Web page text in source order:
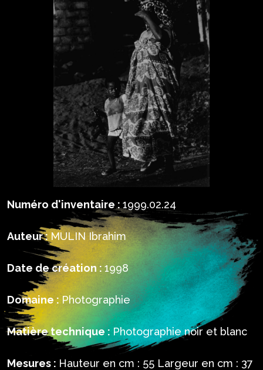
Numéro d'inventaire : 1999.02.24
Auteur : MULIN Ibrahim
Date de création : 1998
Domaine : Photographie
Matière technique : Photographie noir et blanc
Mesures : Hauteur en cm : 55 Largeur en cm : 37